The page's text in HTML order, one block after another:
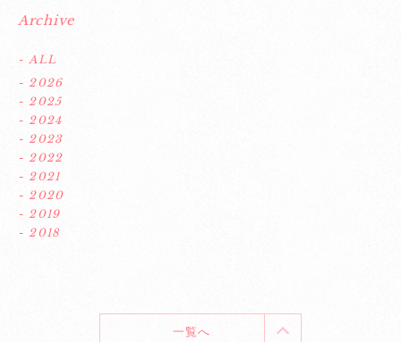
Archive
- ALL
- 2026
- 2025
- 2024
- 2023
- 2022
- 2021
- 2020
- 2019
- 2018
一覧へ